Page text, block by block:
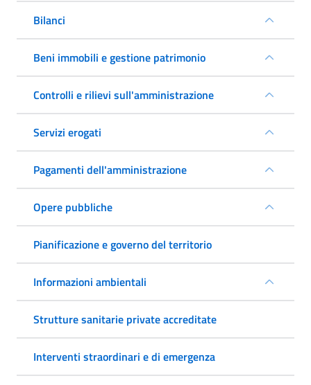
Bilanci
Beni immobili e gestione patrimonio
Controlli e rilievi sull'amministrazione
Servizi erogati
Pagamenti dell'amministrazione
Opere pubbliche
Pianificazione e governo del territorio
Informazioni ambientali
Strutture sanitarie private accreditate
Interventi straordinari e di emergenza